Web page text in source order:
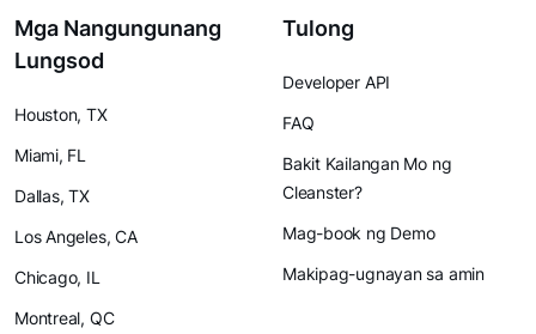
Mga Nangungunang
Lungsod
Houston, TX
Miami, FL
Dallas, TX
Los Angeles, CA
Chicago, IL
Montreal, QC
Tulong
Developer API
FAQ
Bakit Kailangan Mo ng
Cleanster?
Mag-book ng Demo
Makipag-ugnayan sa amin